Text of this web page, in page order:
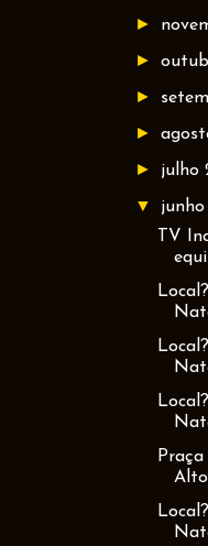
►
►
►
►
► julho
▼ junho
TV